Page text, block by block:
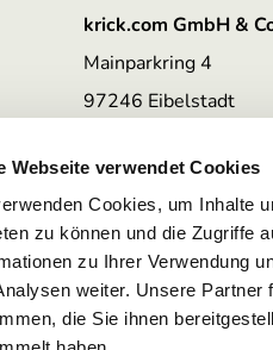
Webseite verwendet Cookies
Cookies, um Inhalte
zu können und die Zugriffe
zu Ihrer Verwendung
weiter. Unsere
die Sie ihnen
krick.com GmbH &
Mainparkring 4
97246 Eibelstadt
Telefon:+49 800 005
E-Mail:service